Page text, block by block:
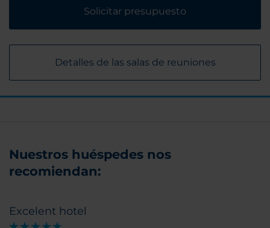
Solicitar presupuesto
Detalles de las salas de reuniones
Nuestros huéspedes nos
recomiendan:
Excelent hotel